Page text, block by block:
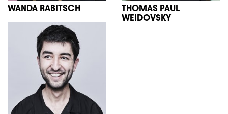
WANDA RABITSCH
THOMAS PAUL
WEIDOVSKY